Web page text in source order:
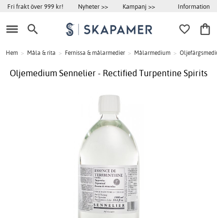
Fri frakt över 999 kr! Nyheter >> Kampanj >> Information
Hem > Måla & rita > Fernissa & målarmedier > Målarmedium >
Oljemedium Sennelier - Rectified Turpentine Spirits